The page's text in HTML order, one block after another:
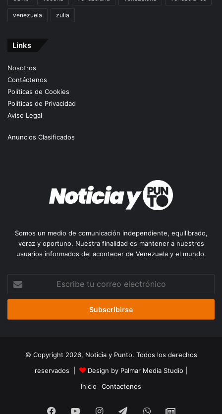
venezuela zulia
Links
Nosotros
Contáctenos
Políticas de Cookies
Políticas de Privacidad
Aviso Legal
Anuncios Clasificados
Somos un medio de comunicación independiente, equilibrado,
veraz y oportuno. Nuestra finalidad es mantener a nuestros
usuarios informados del acontecer de Venezuela y el mundo.
correo
© Copyright 2026, Noticia y Punto. Todos los derechos
reservados |
Design by Palmar Media Studio
Inicio
Contactenos
Facebook
YouTubeInstagramTelegramWhatsApp
Google